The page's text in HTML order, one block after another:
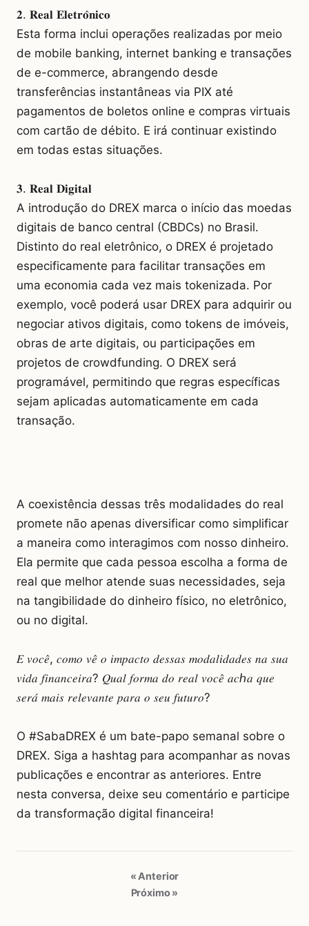
𝟐. 𝐑𝐞𝐚𝐥 𝐄𝐥𝐞𝐭𝐫𝐨̂𝐧𝐢𝐜𝐨
Esta forma inclui operações realizadas por meio
de mobile banking, internet banking e transações
de e-commerce, abrangendo desde
transferências instantâneas via PIX até
pagamentos de boletos online e compras virtuais
com cartão de débito. E irá continuar existindo
em todas estas situações.
𝟑. 𝐑𝐞𝐚𝐥 𝐃𝐢𝐠𝐢𝐭𝐚𝐥
A introdução do DREX marca o início das moedas
digitais de banco central (CBDCs) no Brasil.
Distinto do real eletrônico, o DREX é projetado
especificamente para facilitar transações em
uma economia cada vez mais tokenizada. Por
exemplo, você poderá usar DREX para adquirir ou
negociar ativos digitais, como tokens de imóveis,
obras de arte digitais, ou participações em
projetos de crowdfunding. O DREX será
programável, permitindo que regras específicas
sejam aplicadas automaticamente em cada
transação.
A coexistência dessas três modalidades do real
promete não apenas diversificar como simplificar
a maneira como interagimos com nosso dinheiro.
Ela permite que cada pessoa escolha a forma de
real que melhor atende suas necessidades, seja
na tangibilidade do dinheiro físico, no eletrônico,
ou no digital.
𝐸 𝑣𝑜𝑐𝑒̂, 𝑐𝑜𝑚𝑜 𝑣𝑒̂ 𝑜 𝑖𝑚𝑝𝑎𝑐𝑡𝑜 𝑑𝑒𝑠𝑠𝑎𝑠 𝑚𝑜𝑑𝑎𝑙𝑖𝑑𝑎𝑑𝑒𝑠 𝑛𝑎 𝑠𝑢𝑎
𝑣𝑖𝑑𝑎 𝑓𝑖𝑛𝑎𝑛𝑐𝑒𝑖𝑟𝑎? 𝑄𝑢𝑎𝑙 𝑓𝑜𝑟𝑚𝑎 𝑑𝑜 𝑟𝑒𝑎𝑙 𝑣𝑜𝑐𝑒̂ 𝑎𝑐ℎ𝑎 𝑞𝑢𝑒
𝑠𝑒𝑟𝑎́ 𝑚𝑎𝑖𝑠 𝑟𝑒𝑙𝑒𝑣𝑎𝑛𝑡𝑒 𝑝𝑎𝑟𝑎 𝑜 𝑠𝑒𝑢 𝑓𝑢𝑡𝑢𝑟𝑜?
O #SabaDREX é um bate-papo semanal sobre o
DREX. Siga a hashtag para acompanhar as novas
publicações e encontrar as anteriores. Entre
nesta conversa, deixe seu comentário e participe
da transformação digital financeira!
« Anterior
Próximo »